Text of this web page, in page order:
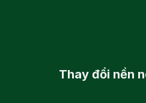
Thay đổi nền